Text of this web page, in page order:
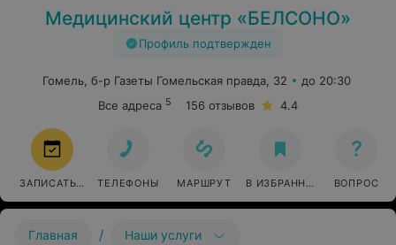
Медицинский центр «БЕЛСОНО»
Профиль подтвержден
Гомель, б-р Газеты Гомельская правда, 32
до 20:30
Все адреса 5 156 отзывов 4.4
ЗАПИСАТЬСЯ ТЕЛЕФОНЫ МАРШРУТ В ИЗБРАННОЕ ВОПРОС
Главная / Наши услуги